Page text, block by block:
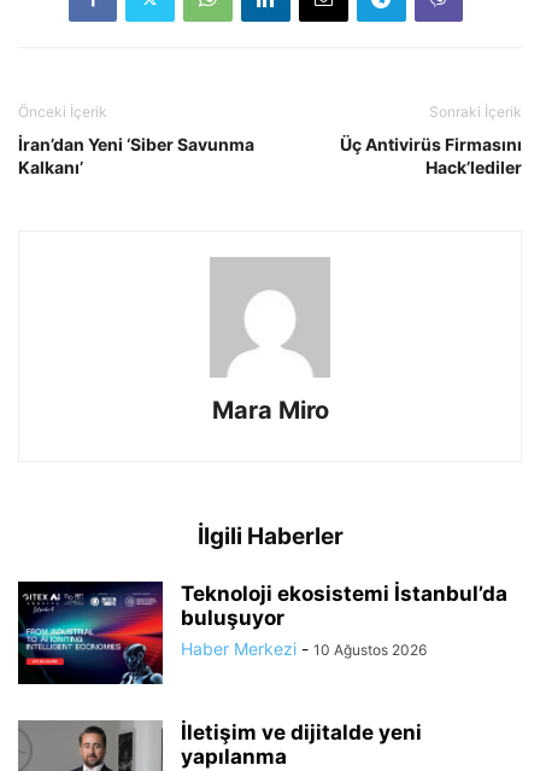
Önceki İçerik
İran’dan Yeni ‘Siber Savunma
Kalkanı’
Sonraki İçerik
Üç Antivirüs Firmasını
Hack’lediler
Mara Miro
İlgili Haberler
Teknoloji ekosistemi İstanbul’da
buluşuyor
Haber Merkezi - 10 Ağustos 2026
İletişim ve dijitalde yeni
yapılanma